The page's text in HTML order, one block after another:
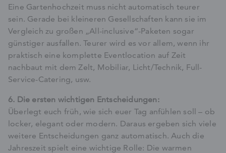
Eine Gartenhochzeit muss nicht automatisch teurer
sein. Gerade bei kleineren Gesellschaften kann sie im
Vergleich zu großen „All-inclusive“-Paketen sogar
günstiger ausfallen. Teurer wird es vor allem, wenn ihr
praktisch eine komplette Eventlocation auf Zeit
nachbaut mit dem Zelt, Mobiliar, Licht/Technik, Full-
Service-Catering, usw.
6. Die ersten wichtigen Entscheidungen:
Überlegt euch früh, wie sich euer Tag anfühlen soll – ob
locker, elegant oder modern. Daraus ergeben sich viele
weitere Entscheidungen ganz automatisch. Auch die
Jahreszeit spielt eine wichtige Rolle: Die warmen